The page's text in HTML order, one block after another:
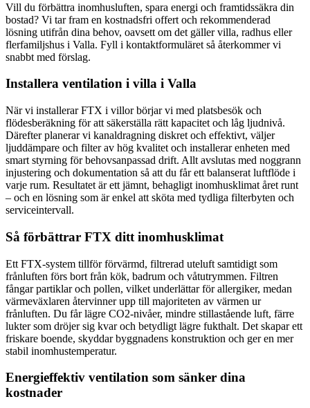
Vill du förbättra inomhusluften, spara energi och framtidssäkra din
bostad? Vi tar fram en kostnadsfri offert och rekommenderad
lösning utifrån dina behov, oavsett om det gäller villa, radhus eller
flerfamiljshus i Valla. Fyll i kontaktformuläret så återkommer vi
snabbt med förslag.
Installera ventilation i villa i Valla
När vi installerar FTX i villor börjar vi med platsbesök och
flödesberäkning för att säkerställa rätt kapacitet och låg ljudnivå.
Därefter planerar vi kanaldragning diskret och effektivt, väljer
ljuddämpare och filter av hög kvalitet och installerar enheten med
smart styrning för behovsanpassad drift. Allt avslutas med noggrann
injustering och dokumentation så att du får ett balanserat luftflöde i
varje rum. Resultatet är ett jämnt, behagligt inomhusklimat året runt
– och en lösning som är enkel att sköta med tydliga filterbyten och
serviceintervall.
Så förbättrar FTX ditt inomhusklimat
Ett FTX-system tillför förvärmd, filtrerad uteluft samtidigt som
frånluften förs bort från kök, badrum och våtutrymmen. Filtren
fångar partiklar och pollen, vilket underlättar för allergiker, medan
värmeväxlaren återvinner upp till majoriteten av värmen ur
frånluften. Du får lägre CO2-nivåer, mindre stillastående luft, färre
lukter som dröjer sig kvar och betydligt lägre fukthalt. Det skapar ett
friskare boende, skyddar byggnadens konstruktion och ger en mer
stabil inomhustemperatur.
Energieffektiv ventilation som sänker dina
kostnader